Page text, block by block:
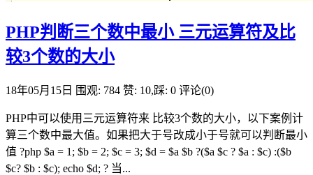
PHP判断三个数中最小 三元运算符及比
较3个数的大小
18年05月15日 围观: 784 赞: 10,踩: 0 评论(0)
PHP中可以使用三元运算符来 比较3个数的大小，以下案例计
算三个数中最大值。如果把大于号改成小于号就可以判断最小
值 ?php $a = 1; $b = 2; $c = 3; $d = $a $b ?($a $c ? $a : $c) :($b
$c? $b : $c); echo $d; ? 当...